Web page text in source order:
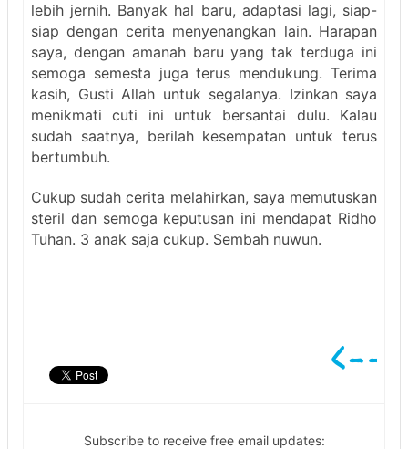
lebih jernih. Banyak hal baru, adaptasi lagi, siap-
siap dengan cerita menyenangkan lain. Harapan
saya, dengan amanah baru yang tak terduga ini
semoga semesta juga terus mendukung. Terima
kasih, Gusti Allah untuk segalanya. Izinkan saya
menikmati cuti ini untuk bersantai dulu. Kalau
sudah saatnya, berilah kesempatan untuk terus
bertumbuh.
Cukup sudah cerita melahirkan, saya memutuskan
steril dan semoga keputusan ini mendapat Ridho
Tuhan. 3 anak saja cukup. Sembah nuwun.
Subscribe to receive free email updates: